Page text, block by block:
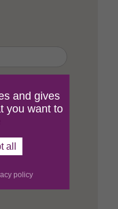
and gives
you want to
all
policy